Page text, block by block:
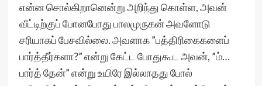
என்ன சொல்கிறானென்று அறிந்து கொள்ள, அவன்
வீட்டிற்குப் போனபோது பாலமுருகன் அவளோடு
சரியாகப் பேசவில்லை. அவளாக ”பத்திரிகைகளைப்
பார்த்தீர்களா?” என்று கேட்ட போதுகூட அவன், ”ம்…
பார்த் தேன்” என்று உயிரே இல்லாதது போல்